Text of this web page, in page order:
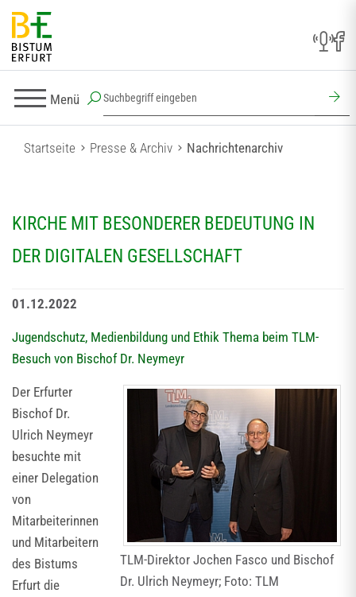
Menü
Startseite Presse & Archiv Nachrichtenarchiv
KIRCHE MIT BESONDERER BEDEUTUNG IN
DER DIGITALEN GESELLSCHAFT
01.12.2022
Jugendschutz, Medienbildung und Ethik Thema beim TLM-
Besuch von Bischof Dr. Neymeyr
TLM-Direktor Jochen Fasco und Bischof
Dr. Ulrich Neymeyr; Foto: TLM
Der Erfurter
Bischof Dr.
Ulrich Neymeyr
besuchte mit
einer Delegation
von
Mitarbeiterinnen
und Mitarbeitern
des Bistums
Erfurt die